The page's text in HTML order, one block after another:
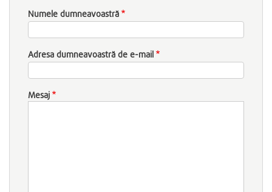
Numele dumneavoastră
Adresa dumneavoastră de e-mail
Mesaj